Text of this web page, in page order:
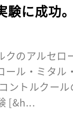
験に成功
のアルセロ
ール・ミタ
ントルクー
[&h...